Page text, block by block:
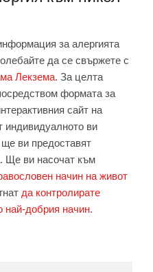
за алергията
да се свържете с
Лекзема. За целта
формата за
сайт на
индивидуалното ви
ви предоставят
Ще ви насочат към
начин на живот
да контролирате
най-добрия начин.